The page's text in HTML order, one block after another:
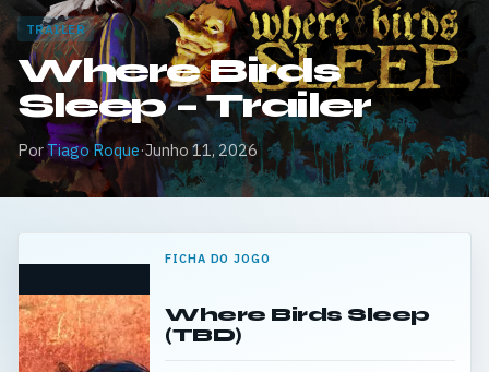
TRAILER
Where Birds
Sleep – Trailer
PorTiago Roque·Junho 11, 2026
FICHA DO JOGO
Where Birds Sleep
(TBD)